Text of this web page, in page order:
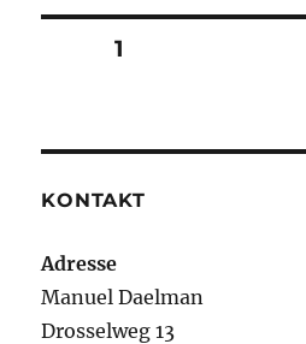
Beiträge
SEITE1
KONTAKT
Adresse
Manuel Daelman
Drosselweg 13